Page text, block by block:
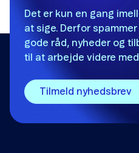
Info om service og 90-
Priser og vilkår
Informationen er svær
Oplysningerne løser
Andet
Det er kun en gang
at sige. Derfor
gode råd, nyheder og
til at arbejde videre
Tilmeld nyhedsbrev